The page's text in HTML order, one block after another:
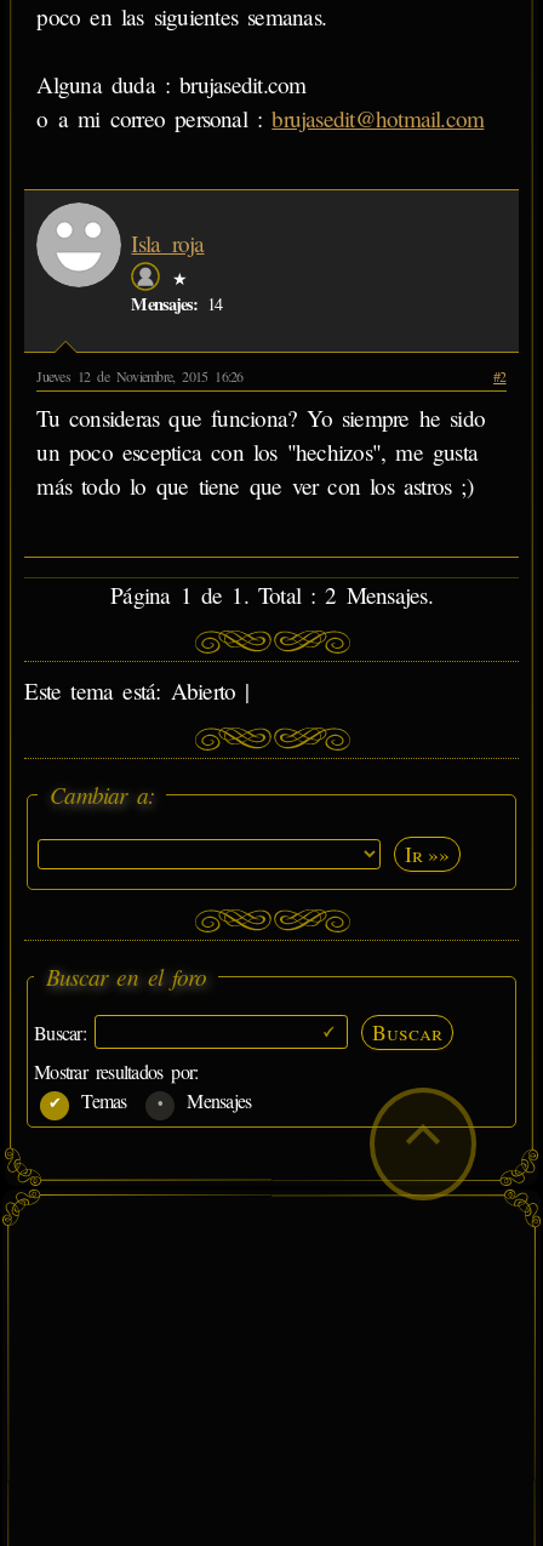
poco en las siguientes semanas.
Alguna duda : brujasedit.com
o a mi correo personal :brujasedit@hotmail.com
Isla_roja
★
Mensajes: 14
Jueves 12 de Noviembre, 2015 16:26 #2
Tu consideras que funciona? Yo siempre he sido
un poco esceptica con los "hechizos", me gusta
más todo lo que tiene que ver con los astros ;)
Página 1 de 1. Total : 2 Mensajes.
Este tema está: Abierto |
Cambiar a:
Ir »»
Buscar en el foro
Buscar: Buscar
Mostrar resultados por:
Temas
Mensajes